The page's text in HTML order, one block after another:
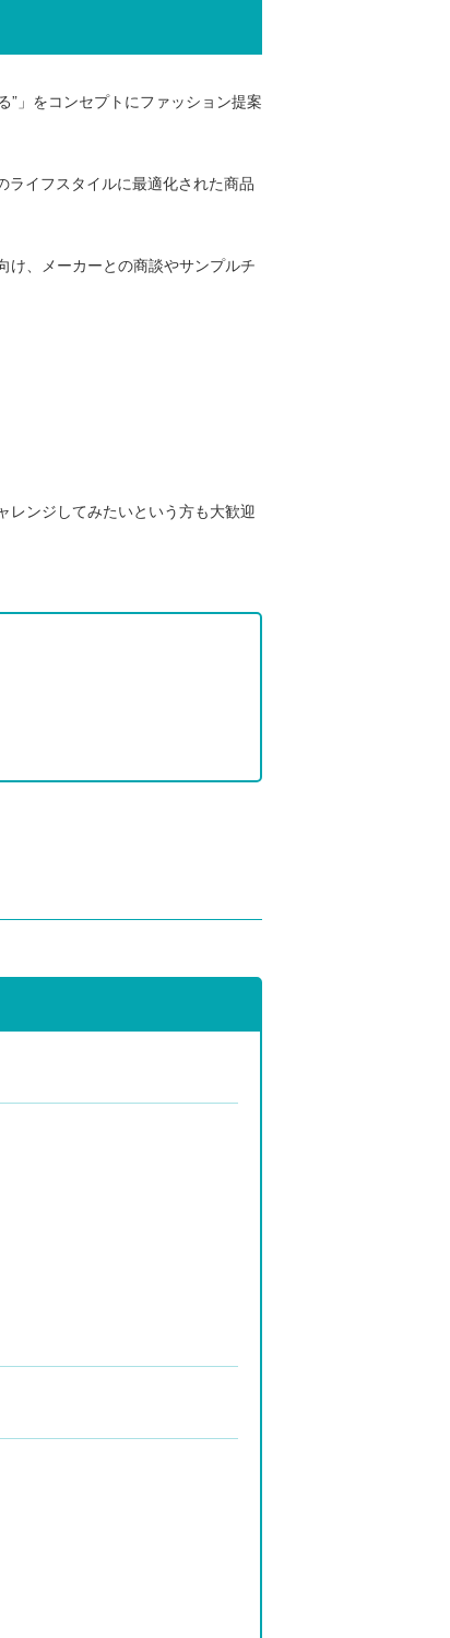
”」をコンセプトにファッション提案
イフスタイルに最適化された商品
け、メーカーとの商談やサンプルチ
レンジしてみたいという方も大歓迎